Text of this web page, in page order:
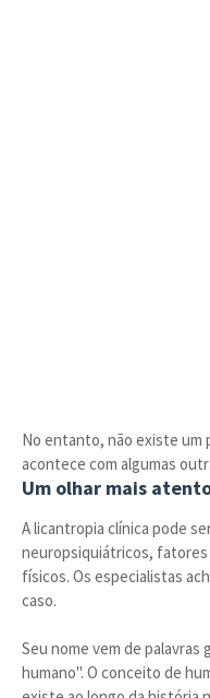
No entanto, não existe um
acontece com algumas
Um olhar mais
A licantropia clínica pode
neuropsiquiátricos, fatores
físicos. Os especialistas
caso.
Seu nome vem de
humano". O conceito de